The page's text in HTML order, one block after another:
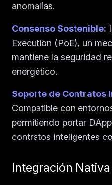
anomalías.
Consenso Sostenible:
Execution (PoE), un
mantiene la seguridad
energético.
Soporte de Contratos
Compatible con
permitiendo portar
contratos inteligentes
Integración